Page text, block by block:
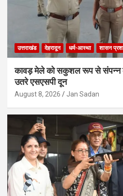
उत्तराखंड देहरादून धर्म-आस्था शासन
कावड़ मेले को सकुशल रूप से संपन्न
उतरे एसएसपी दून
August 8, 2026 Jan Sadan